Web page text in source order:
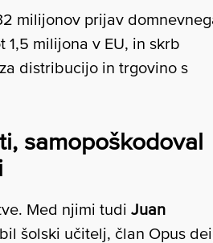
milijonov prijav
milijona v EU, in skrb
distribucijo in trgovino s
samopoškodoval
Med njimi tudi Juan
šolski učitelj, član Opus